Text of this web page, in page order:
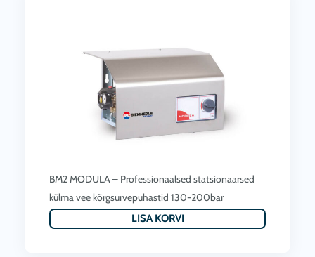
BM2 MODULA – Professionaalsed statsionaarsed
külma vee kõrgsurvepuhastid 130-200bar
LISA KORVI